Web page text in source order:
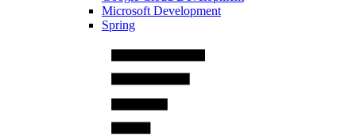
Microsoft Development
Spring